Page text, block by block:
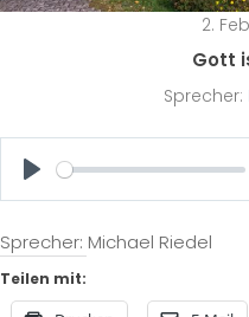
2.
Gott
Sprecher:
Play
Sprecher: Michael Riedel
Teilen mit: